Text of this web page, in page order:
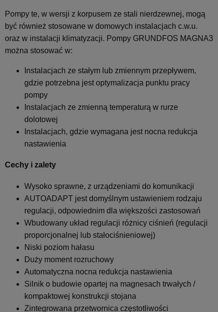
Pompy te, w wersji z korpusem ze stali nierdzewnej, mogą
być również stosowane w domowych instalacjach c.w.u.
oraz w instalacji klimatyzacji. Pompy GRUNDFOS MAGNA3
można stosować w:
Instalacjach ze stałym lub zmiennym przepływem,
gdzie potrzebna jest optymalizacja punktu pracy
pompy
Instalacjach ze zmienną temperaturą w rurze
dolotowej
Instalacjach, gdzie wymagana jest nocna redukcja
nastawienia
Cechy i zalety
Wysoko sprawne, z urządzeniami do komunikacji
AUTOADAPT jest domyślnym ustawieniem rodzaju
regulacji, odpowiednim dla większości zastosowań
Wbudowany układ regulacji różnicy ciśnień (regulacji
proporcjonalnej lub stałociśnieniowej)
Niski poziom hałasu
Duży moment rozruchowy
Automatyczna nocna redukcja nastawienia
Silnik o budowie opartej na magnesach trwałych /
kompaktowej konstrukcji stojana
Zintegrowana przetwornica częstotliwości